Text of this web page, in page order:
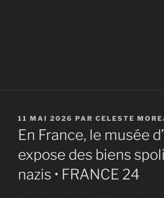
PUBLIÉ
LE
11 MAI 2026 PAR CELESTE
En France, le musée
expose des biens
nazis • FRANCE 24